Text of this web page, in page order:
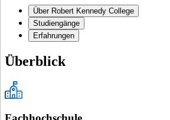
Über Robert Kennedy College
Studiengänge
Erfahrungen
Überblick